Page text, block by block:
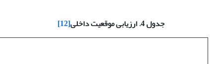
جدول 4. ارزیابی موقعیت داخلی [12]